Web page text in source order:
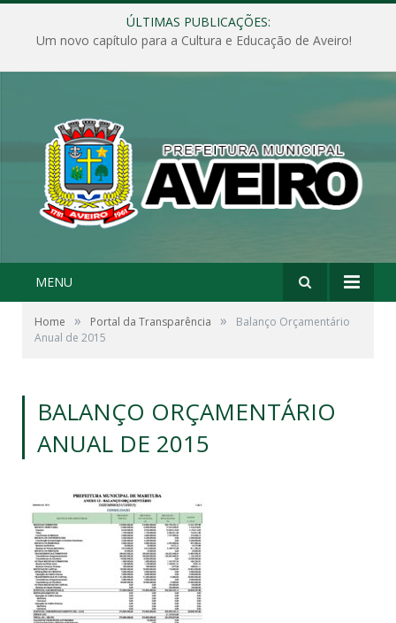
ÚLTIMAS PUBLICAÇÕES:
Um novo capítulo para a Cultura e Educação de Aveiro!
MENU
Home » Portal da Transparência »
Balanço Orçamentário
Anual de 2015
BALANÇO ORÇAMENTÁRIO
ANUAL DE 2015